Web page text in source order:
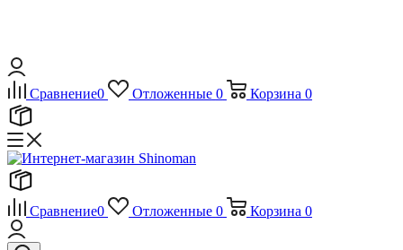
Сравнение0 Отложенные 0 Корзина 0
Сравнение0 Отложенные 0 Корзина 0